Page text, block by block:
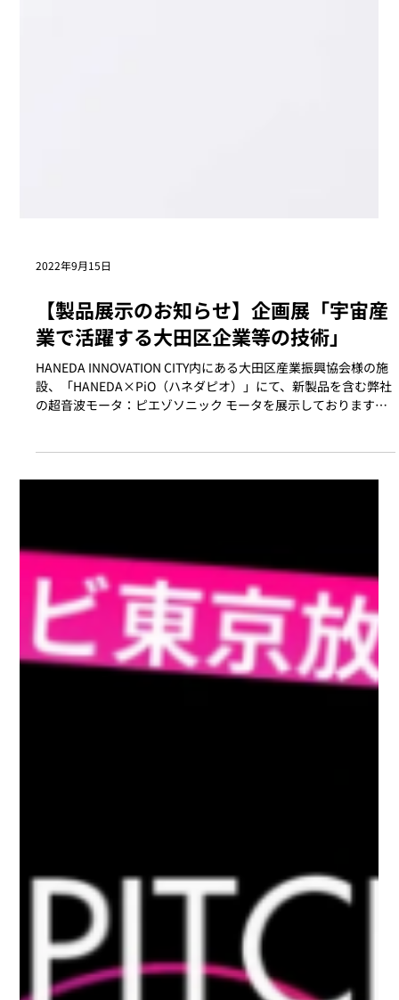
【製品展示のお知らせ】企画展「宇宙産
業で活躍する大田区企業等の技術」
HANEDA INNOVATION CITY内にある大田区産業振興協会様の施
設、「HANEDA×PiO（ハネダピオ）」にて、新製品を含む弊社
の超音波モータ：ピエゾソニック モータを展示しております。
開催期間は、2022年9月9日（金）～11月5日（土） ■ ピエゾソ